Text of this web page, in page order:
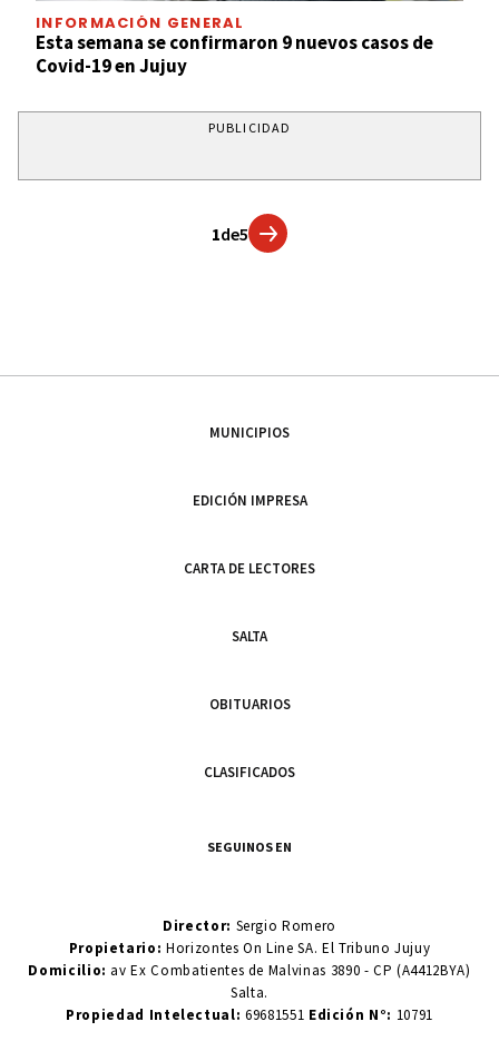
INFORMACIÓN GENERAL
Esta semana se confirmaron 9 nuevos casos de
Covid-19 en Jujuy
PUBLICIDAD
1de5
MUNICIPIOS
EDICIÓN IMPRESA
CARTA DE LECTORES
SALTA
OBITUARIOS
CLASIFICADOS
SEGUINOS EN
Director: Sergio Romero
Propietario:Horizontes On Line SA. El Tribuno Jujuy
Domicilio: av Ex Combatientes de Malvinas 3890 - CP (A4412BYA)
Salta.
Propiedad Intelectual: 69681551 Edición N°: 10791